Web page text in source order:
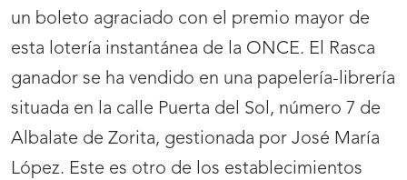
un boleto agraciado con el premio mayor de
esta lotería instantánea de la ONCE. El Rasca
ganador se ha vendido en una papelería-librería
situada en la calle Puerta del Sol, número 7 de
Albalate de Zorita, gestionada por José María
López. Este es otro de los establecimientos